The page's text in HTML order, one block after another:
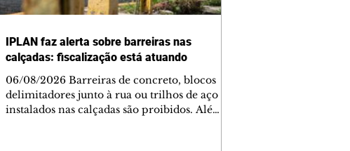
IPLAN faz alerta sobre barreiras nas
calçadas: fiscalização está atuando
06/08/2026 Barreiras de concreto, blocos
delimitadores junto à rua ou trilhos de aço
instalados nas calçadas são proibidos. Além